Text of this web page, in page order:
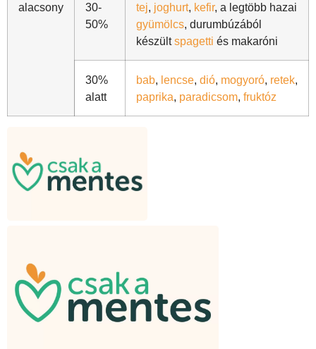
alacsony
30-
50%
tej, joghurt, kefir, a legtöbb hazai
gyümölcs, durumbúzából
készültspagetti és makaróni
30%
alatt
bab, lencse, dió, mogyoró, retek,
paprika, paradicsom, fruktóz